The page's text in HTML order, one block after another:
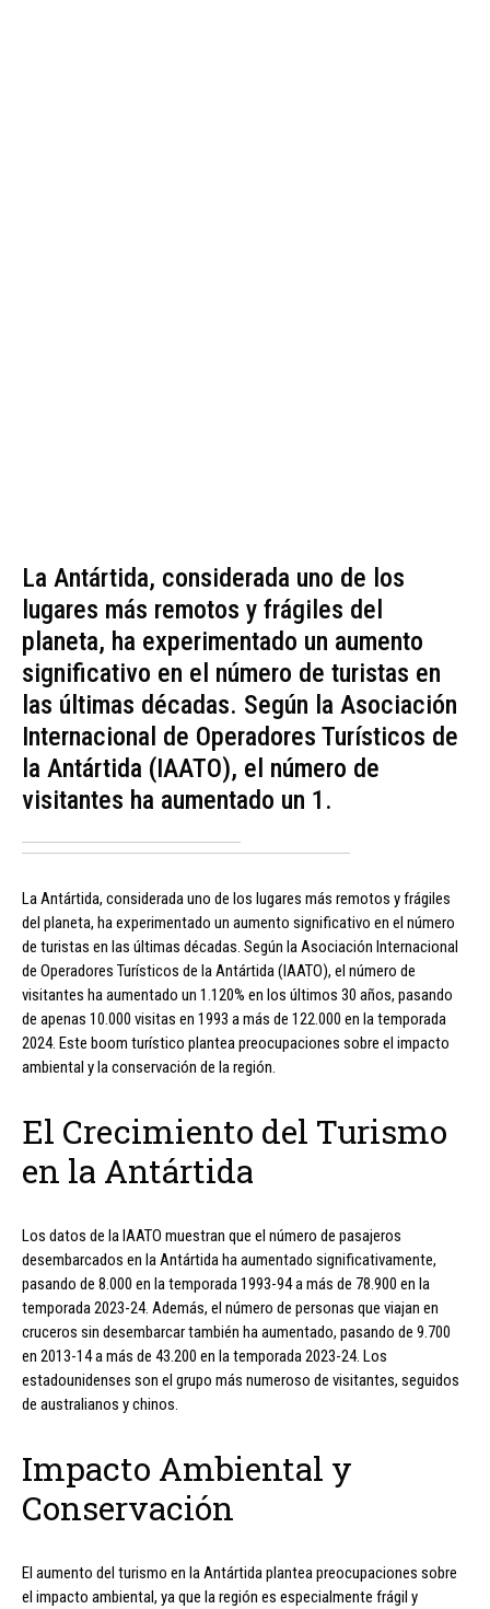
La Antártida, considerada uno de los
lugares más remotos y frágiles del
planeta, ha experimentado un aumento
significativo en el número de turistas en
las últimas décadas. Según la Asociación
Internacional de Operadores Turísticos de
la Antártida (IAATO), el número de
visitantes ha aumentado un 1.
La Antártida, considerada uno de los lugares más remotos y frágiles
del planeta, ha experimentado un aumento significativo en el número
de turistas en las últimas décadas. Según la Asociación Internacional
de Operadores Turísticos de la Antártida (IAATO), el número de
visitantes ha aumentado un 1.120% en los últimos 30 años, pasando
de apenas 10.000 visitas en 1993 a más de 122.000 en la temporada
2024. Este boom turístico plantea preocupaciones sobre el impacto
ambiental y la conservación de la región.
El Crecimiento del Turismo
en la Antártida
Los datos de la IAATO muestran que el número de pasajeros
desembarcados en la Antártida ha aumentado significativamente,
pasando de 8.000 en la temporada 1993-94 a más de 78.900 en la
temporada 2023-24. Además, el número de personas que viajan en
cruceros sin desembarcar también ha aumentado, pasando de 9.700
en 2013-14 a más de 43.200 en la temporada 2023-24. Los
estadounidenses son el grupo más numeroso de visitantes, seguidos
de australianos y chinos.
Impacto Ambiental y
Conservación
El aumento del turismo en la Antártida plantea preocupaciones sobre
el impacto ambiental, ya que la región es especialmente frágil y